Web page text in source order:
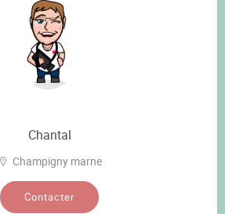
Chantal
Champigny marne
Contacter